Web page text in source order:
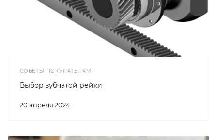
СОВЕТЫ ПОКУПАТЕЛЯМ
20 апреля 2024
Выбор зубчатой рейки